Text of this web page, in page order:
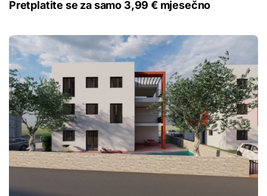
Pretplatite se za samo 3,99 € mjesečno